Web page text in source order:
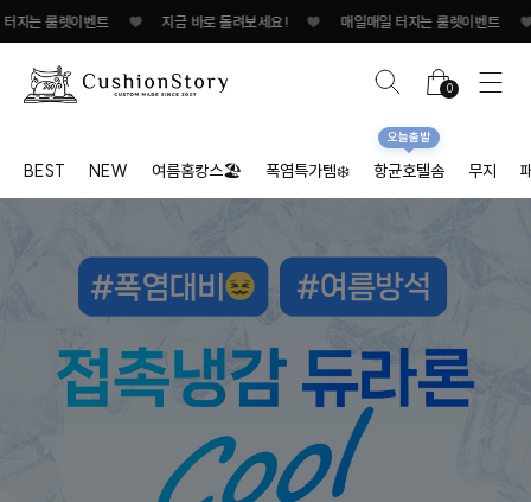
렛이벤트 ♥ 지금 바로 돌려보세요! ♥ 매일매일 터지는 룰렛이벤트 ♥ 지금
0
BEST NEW 여름홈캉스🏖 폭염특가템❄️ 항균호텔솜
오늘출발
무지